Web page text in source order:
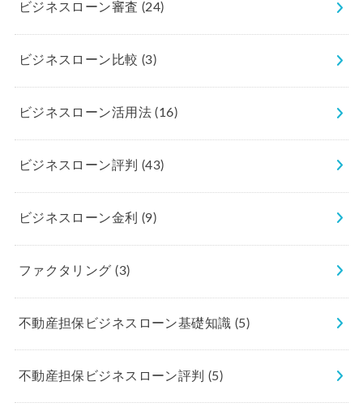
ビジネスローン審査 (24)
ビジネスローン比較 (3)
ビジネスローン活用法(16)
ビジネスローン評判 (43)
ビジネスローン金利 (9)
ファクタリング(3)
不動産担保ビジネスローン基礎知識 (5)
不動産担保ビジネスローン評判(5)